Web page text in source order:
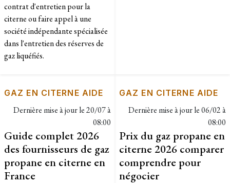
contrat d'entretien pour la
citerne ou faire appel à une
société indépendante spécialisée
dans l'entretien des réserves de
gaz liquéfiés.
GAZ EN CITERNE AIDE
Dernière mise à jour le20/07 à
08:00
Guide complet 2026
des fournisseurs de gaz
propane en citerne en
France
GAZ EN CITERNE AIDE
Dernière mise à jour le06/02 à
08:00
Prix du gaz propane en
citerne 2026 comparer
comprendre pour
négocier